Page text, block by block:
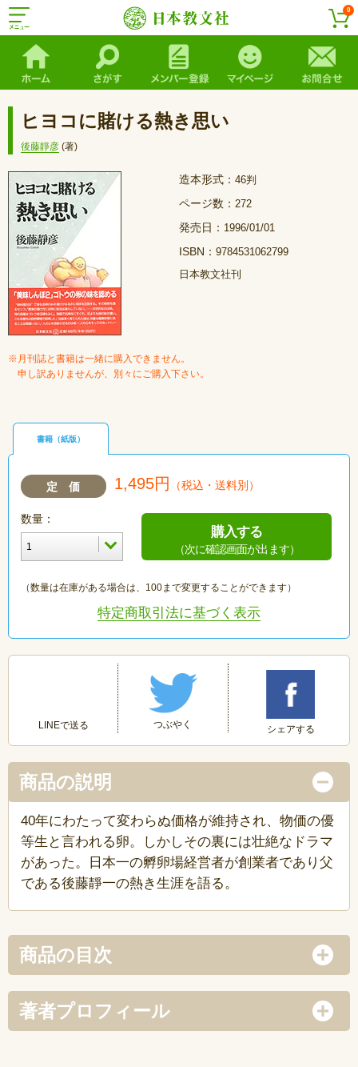
0
ヒヨコに賭ける熱き思い
後藤靜彦 (著)
造本形式： 46判
ページ数： 272
発売日： 1996/01/01
ISBN： 9784531062799
日本教文社刊
※月刊誌と書籍は一緒に購入できません。
申し訳ありませんが、別々にご購入下さい。
書籍（紙版）
定 価 1,495円 （税込・送料別）
数量：
購入する
（次に確認画面が出ます）
（数量は在庫がある場合は、100まで変更することができます）
特定商取引法に基づく表示
LINEで送る つぶやく シェアする
商品の説明
40年にわたって変わらぬ価格が維持され、物価の優
等生と言われる卵。しかしその裏には壮絶なドラマ
があった。日本一の孵卵場経営者が創業者であり父
である後藤靜一の熱き生涯を語る。
商品の目次
著者プロフィール